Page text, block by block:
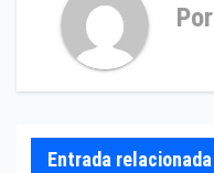
Por
Entrada relacionada